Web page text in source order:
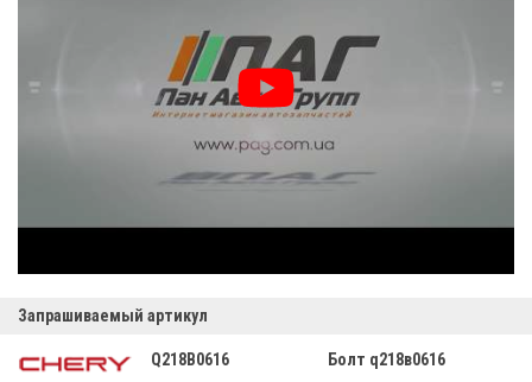
Запрашиваемый артикул
Q218B0616
Болт q218в0616